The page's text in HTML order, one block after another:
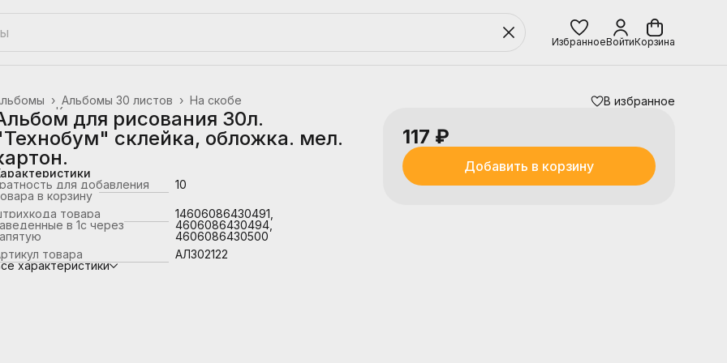
ИзбранноеВойтиКорзина
На скобе
Альбомы 30 листов ›
›
Канцтовары, школьные принадлежности
для рисования 30л.
склейка, обложка. мел.
для добавления
в корзину
10
товара
в 1с через
14606086430491,
4606086430494,
4606086430500
товара
АЛ302122
характеристики
В избранное
117 ₽
Добавить в корзину